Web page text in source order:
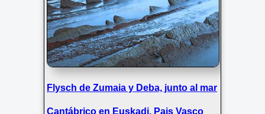
Flysch de Zumaia y Deba, junto al mar
Cantábrico en Euskadi, Pais Vasco